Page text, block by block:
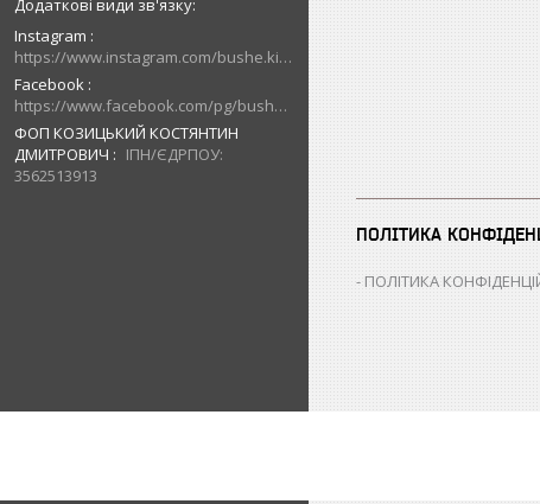
Instagram
https://www.instagram.com/bushe.kiev.ua/
Facebook
https://www.facebook.com/pg/bushe.kiev.ua/posts/
ФОП КОЗИЦЬКИЙ КОСТЯНТИН
ДМИТРОВИЧ
ІПН/ЄДРПОУ:
3562513913
ПОЛІТИКА
ПОЛІТИКА